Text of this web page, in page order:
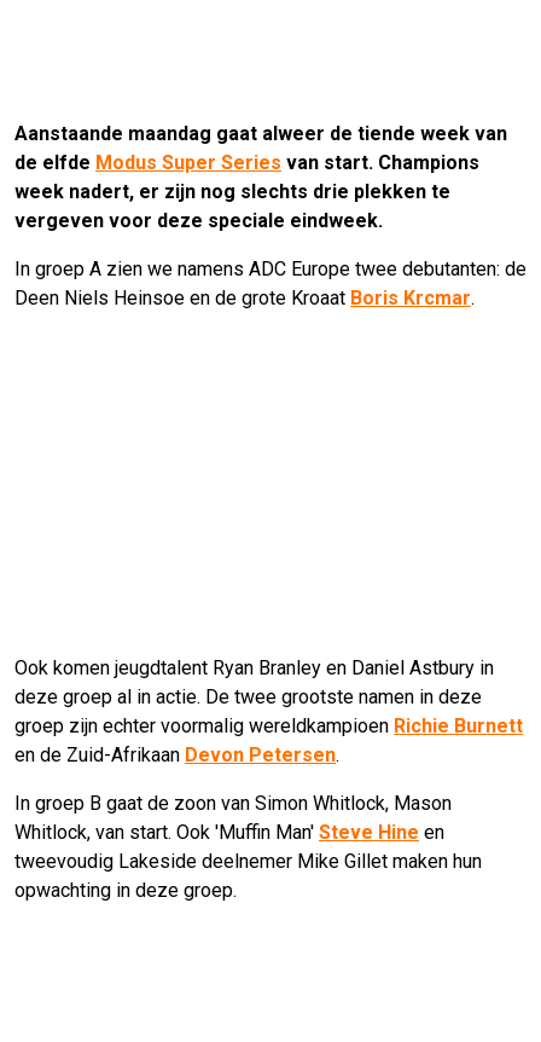
Aanstaande maandag gaat alweer de tiende week van
de elfde Modus Super Series van start. Champions
week nadert, er zijn nog slechts drie plekken te
vergeven voor deze speciale eindweek.
In groep A zien we namens ADC Europe twee debutanten: de
Deen Niels Heinsoe en de grote Kroaat Boris Krcmar.
Ook komen jeugdtalent Ryan Branley en Daniel Astbury in
deze groep al in actie. De twee grootste namen in deze
groep zijn echter voormalig wereldkampioen Richie Burnett
en de Zuid-Afrikaan Devon Petersen.
In groep B gaat de zoon van Simon Whitlock, Mason
Whitlock, van start. Ook 'Muffin Man' Steve Hine en
tweevoudig Lakeside deelnemer Mike Gillet maken hun
opwachting in deze groep.